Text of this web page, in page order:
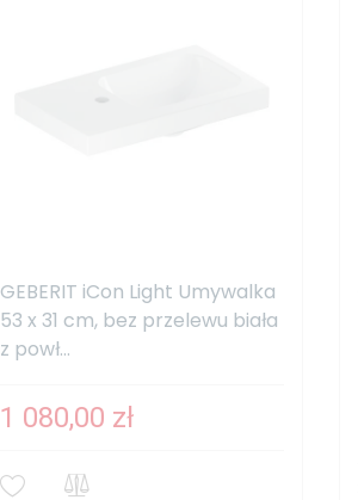
GEBERIT iCon Light Umywalka
53 x 31 cm, bez przelewu biała
z powł...
1 080,00 zł